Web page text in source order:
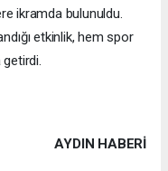
ikramda bulunuldu.
etkinlik, hem spor
AYDIN HABERİ